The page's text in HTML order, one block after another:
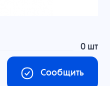
0 шт
Сообщить